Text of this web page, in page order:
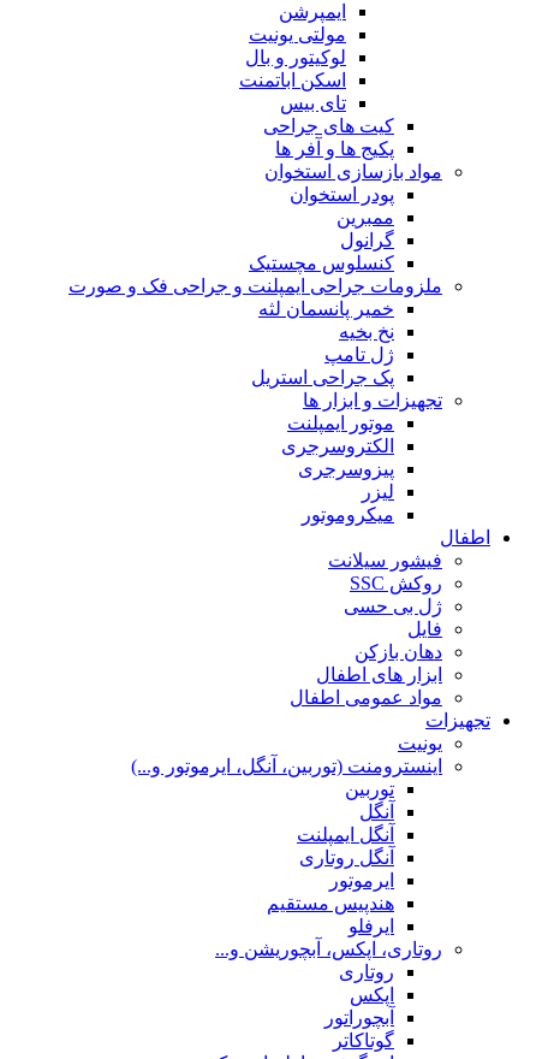
ایمپرشن
مولتی یونیت
لوکیتور و بال
اسکن اباتمنت
تای بیس
کیت های جراحی
پکیج ها و آفر ها
مواد بازسازی استخوان
پودر استخوان
ممبرین
گرانول
کنسلوس مچستیک
ملزومات جراحی ایمپلنت و جراحی فک و صورت
خمیر پانسمان لثه
نخ بخیه
ژل تامپ
پک جراحی استریل
تجهیزات و ابزار ها
موتور ایمپلنت
الکتروسرجری
پیزوسرجری
لیزر
میکروموتور
اطفال
فیشور سیلانت
روکش SSC
ژل بی حسی
فایل
دهان بازکن
ابزار های اطفال
مواد عمومی اطفال
تجهیزات
یونیت
اینسترومنت (توربین، آنگل، ایرموتور و...)
توربین
آنگل
آنگل ایمپلنت
آنگل روتاری
ایرموتور
هندپیس مستقیم
ایرفلو
روتاری، اپکس، آبچوریشن و...
روتاری
اپکس
آبچوراتور
گوتاکاتر